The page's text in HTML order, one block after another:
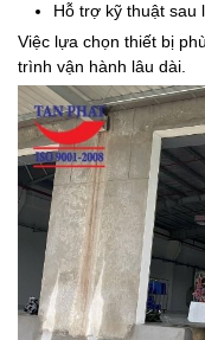
Hỗ trợ kỹ thuật sau
Việc lựa chọn thiết bị
trình vận hành lâu dài.